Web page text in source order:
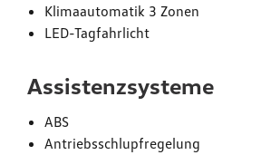
Klimaautomatik 3 Zonen
LED-Tagfahrlicht
Assistenzsysteme
ABS
Antriebsschlupfregelung